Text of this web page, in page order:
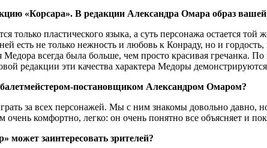
«Корсара». В редакции Александра Омара образ
только пластического языка, а суть персонажа остается
есть не только нежность и любовь к Конраду, но и
всегда была больше, чем просто красивая гречанка. По
редакции эти качества характера Медоры
постановщиком Александром Омаром?
за всех персонажей. Мы с ним знакомы довольно давно,
очень комфортно, легко: он очень понятно все объясняет и
заинтересовать зрителей?